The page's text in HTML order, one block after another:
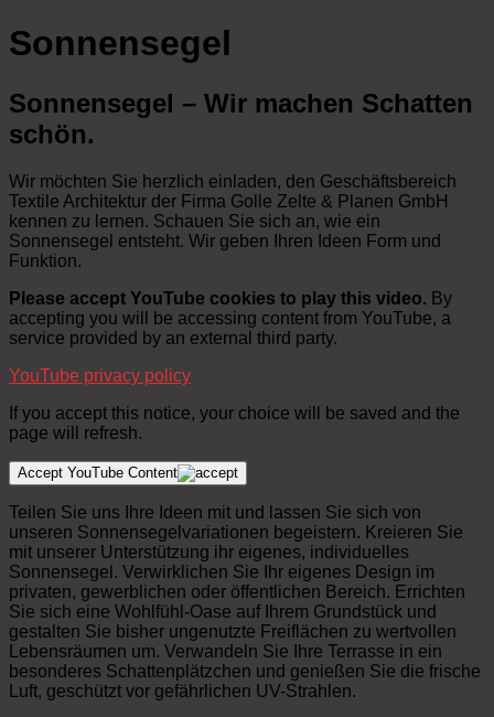
Sonnensegel
Sonnensegel – Wir machen Schatten
schön.
Wir möchten Sie herzlich einladen, den Geschäftsbereich
Textile Architektur der Firma Golle Zelte & Planen GmbH
kennen zu lernen. Schauen Sie sich an, wie ein
Sonnensegel entsteht. Wir geben Ihren Ideen Form und
Funktion.
Please accept YouTube cookies to play this video. By
accepting you will be accessing content from YouTube, a
service provided by an external third party.
YouTube privacy policy
If you accept this notice, your choice will be saved and the
page will refresh.
Accept YouTube Content
Teilen Sie uns Ihre Ideen mit und lassen Sie sich von
unseren Sonnensegelvariationen begeistern. Kreieren Sie
mit unserer Unterstützung ihr eigenes, individuelles
Sonnensegel. Verwirklichen Sie Ihr eigenes Design im
privaten, gewerblichen oder öffentlichen Bereich. Errichten
Sie sich eine Wohlfühl-Oase auf Ihrem Grundstück und
gestalten Sie bisher ungenutzte Freiflächen zu wertvollen
Lebensräumen um. Verwandeln Sie Ihre Terrasse in ein
besonderes Schattenplätzchen und genießen Sie die frische
Luft, geschützt vor gefährlichen UV-Strahlen.